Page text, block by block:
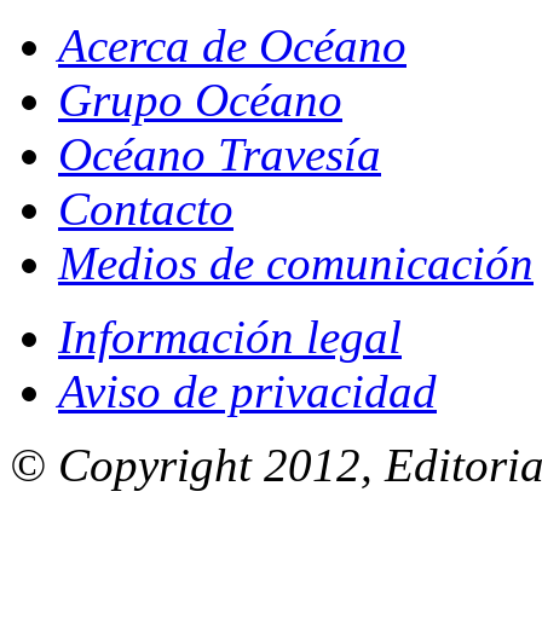
Acerca de Océano
Grupo Océano
Océano Travesía
Contacto
Medios de comunicación
Información legal
Aviso de privacidad
© Copyright 2012,